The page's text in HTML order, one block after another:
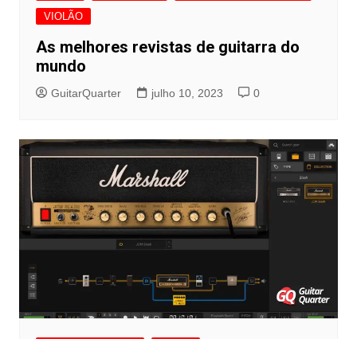
VIOLÃO
As melhores revistas de guitarra do
mundo
GuitarQuarter julho 10, 2023 0